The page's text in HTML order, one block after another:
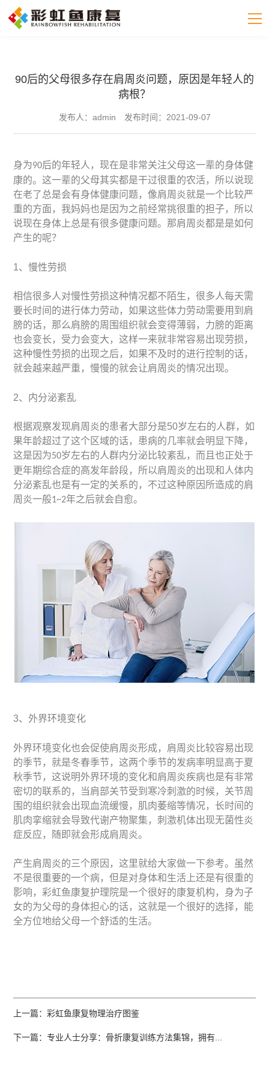
90后的父母很多存在肩周炎问题，原因是年轻人的
病根？
发布人：admin 发布时间：2021-09-07
身为90后的年轻人，现在是非常关注父母这一辈的身体健
康的。这一辈的父母其实都是干过很重的农活，所以说现
在老了总是会有身体健康问题，像肩周炎就是一个比较严
重的方面，我妈妈也是因为之前经常挑很重的担子，所以
说现在身体上总是有很多健康问题。那肩周炎都是是如何
产生的呢？
1、慢性劳损
相信很多人对慢性劳损这种情况都不陌生，很多人每天需
要长时间的进行体力劳动，如果这些体力劳动需要用到肩
膀的话，那么肩膀的周围组织就会变得薄弱，力膀的距离
也会变长，受力会变大，这样一来就非常容易出现劳损，
这种慢性劳损的出现之后，如果不及时的进行控制的话，
就会越来越严重，慢慢的就会让肩周炎的情况出现。
2、内分泌紊乱
根据观察发现肩周炎的患者大部分是50岁左右的人群，如
果年龄超过了这个区域的话，患病的几率就会明显下降，
这是因为50岁左右的人群内分泌比较紊乱，而且也正处于
更年期综合症的高发年龄段，所以肩周炎的出现和人体内
分泌紊乱也是有一定的关系的，不过这种原因所造成的肩
周炎一般1~2年之后就会自愈。
3、外界环境变化
外界环境变化也会促使肩周炎形成，肩周炎比较容易出现
的季节，就是冬春季节，这两个季节的发病率明显高于夏
秋季节，这说明外界环境的变化和肩周炎疾病也是有非常
密切的联系的，当肩部关节受到寒冷刺激的时候，关节周
围的组织就会出现血流缓慢，肌肉萎缩等情况，长时间的
肌肉挛缩就会导致代谢产物聚集，刺激机体出现无菌性炎
症反应，随即就会形成肩周炎。
产生肩周炎的三个原因，这里就给大家做一下参考。虽然
不是很重要的一个病，但是对身体和生活上还是有很重的
影响，彩虹鱼康复护理院是一个很好的康复机构，身为子
女的为父母的身体担心的话，这就是一个很好的选择，能
全方位地给父母一个舒适的生活。
上一篇：彩虹鱼康复物理治疗图鉴
下一篇：专业人士分享：骨折康复训练方法集锦，拥有...